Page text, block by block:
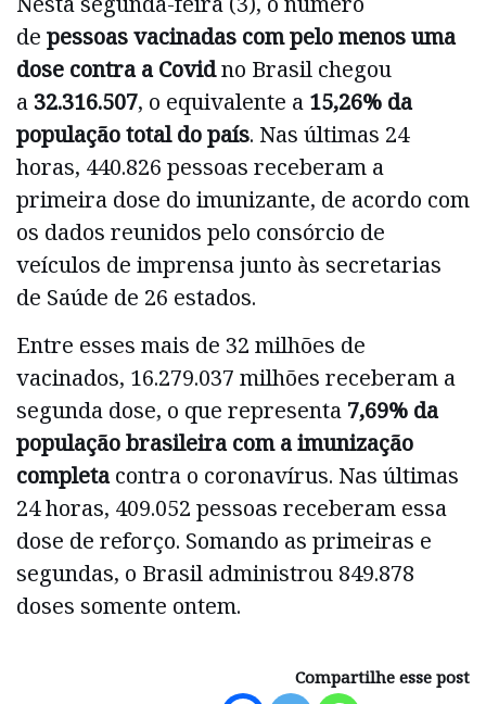
de pessoas vacinadas com pelo menos uma
dose contra a Covidno Brasil chegou
a32.316.507, o equivalente a 15,26% da
população total do país. Nas últimas 24
horas, 440.826 pessoas receberam a
primeira dose do imunizante, de acordo com
os dados reunidos pelo consórcio de
veículos de imprensa junto às secretarias
de Saúde de 26 estados.
Entre esses mais de 32 milhões de
vacinados, 16.279.037 milhões receberam a
segunda dose, o que representa 7,69% da
população brasileira com a imunização
completacontra o coronavírus. Nas últimas
24 horas, 409.052 pessoas receberam essa
dose de reforço. Somando as primeiras e
segundas, o Brasil administrou 849.878
doses somente ontem.
Compartilhe esse post